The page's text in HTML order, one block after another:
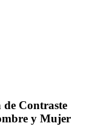
Contraste
y Mujer